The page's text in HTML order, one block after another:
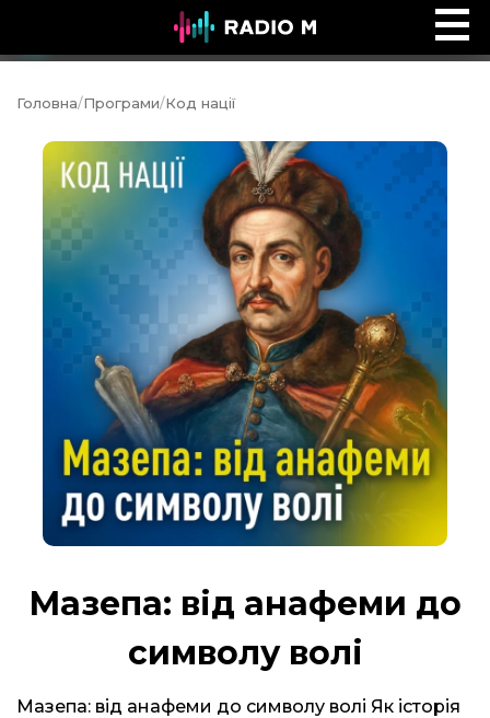
Music Ocean
Головна/Програми/Код нації
Мазепа: від анафеми до
символу волі
Мазепа: від анафеми до символу волі Як історія